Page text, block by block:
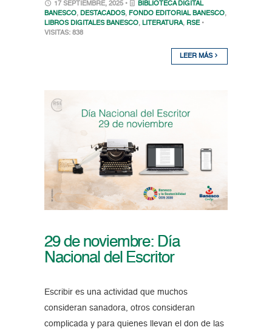
17 SEPTIEMBRE, 2025 •
BIBLIOTECA DIGITAL
BANESCO, DESTACADOS, FONDO EDITORIAL BANESCO,
LIBROS DIGITALES BANESCO, LITERATURA, RSE •
VISITAS: 838
LEER MÁS
29 de noviembre: Día
Nacional del Escritor
Escribir es una actividad que muchos
consideran sanadora, otros consideran
complicada y para quienes llevan el don de las